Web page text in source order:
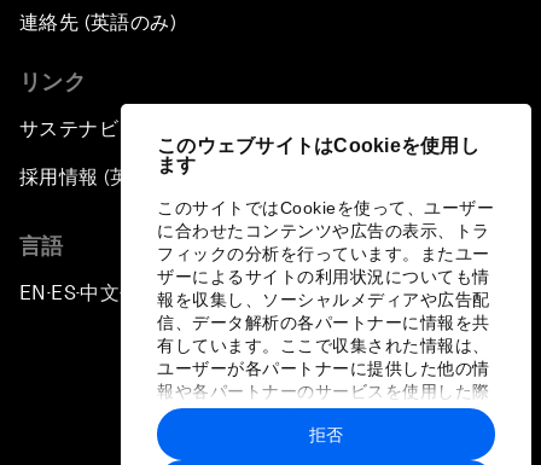
このウェブサイトはCookieを使用し
ます
このサイトではCookieを使って、ユーザー
に合わせたコンテンツや広告の表示、トラ
フィックの分析を行っています。またユー
ザーによるサイトの利用状況についても情
報を収集し、ソーシャルメディアや広告配
信、データ解析の各パートナーに情報を共
有しています。ここで収集された情報は、
ユーザーが各パートナーに提供した他の情
報や各パートナーのサービスを使用した際
に収集された情報と組み合わされ、各パー
トナーによって使用されることがありま
す。
拒否
連絡先 (英語のみ)
リンク
サステナビリティへの取り組み
採用情報 (英語のみ)
言語
EN ▪ ES▪中文▪ 日本語
プライバシーポリシーと利用規約